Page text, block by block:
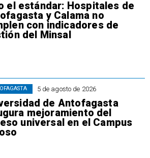
el estándar: Hospitales de
y Calama no
con indicadores de
del Minsal
5 de agosto de 2026
de Antofagasta
mejoramiento del
universal en el Campus